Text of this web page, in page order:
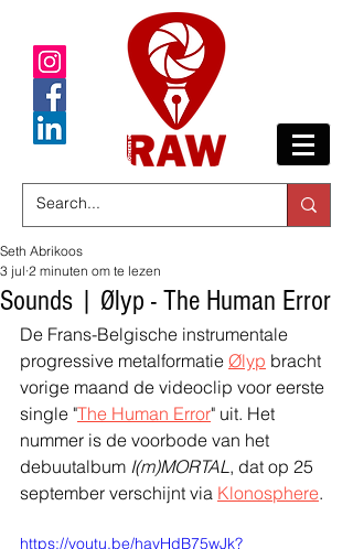
Sounds | Ølyp - The Human Error
Seth Abrikoos
3 jul 2 minuten om te lezen
De Frans-Belgische instrumentale
progressive metalformatie Ølyp bracht
vorige maand de videoclip voor eerste
single "The Human Error" uit. Het
nummer is de voorbode van het
debuutalbum I(m)MORTAL, dat op 25
september verschijnt via Klonosphere.
https://youtu.be/hayHdB75wJk?